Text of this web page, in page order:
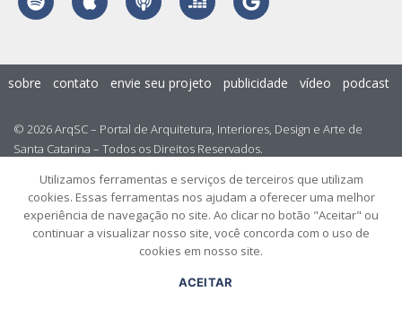
© 2026 ArqSC – Portal de Arquitetura, Interiores, Design e Arte de
Santa Catarina – Todos os Direitos Reservados.
sobre contato envie seu projeto publicidade vídeo podcast
Utilizamos ferramentas e serviços de terceiros que utilizam
cookies. Essas ferramentas nos ajudam a oferecer uma melhor
experiência de navegação no site. Ao clicar no botão "Aceitar" ou
continuar a visualizar nosso site, você concorda com o uso de
cookies em nosso site.
ACEITAR